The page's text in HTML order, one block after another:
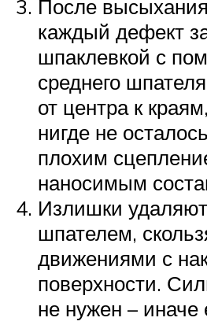
После
каждый дефект
шпаклевкой с
среднего
от центра к
нигде не
плохим
наносимым
Излишки
шпателем,
движениями с
поверхности.
не нужен –